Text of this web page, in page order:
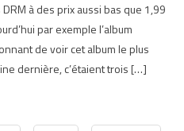
à des prix aussi bas que 1,99
par exemple l’album
de voir cet album le plus
dernière, c’étaient trois […]